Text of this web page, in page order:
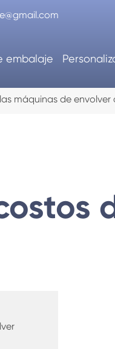
embalaje
máquinas de envolver